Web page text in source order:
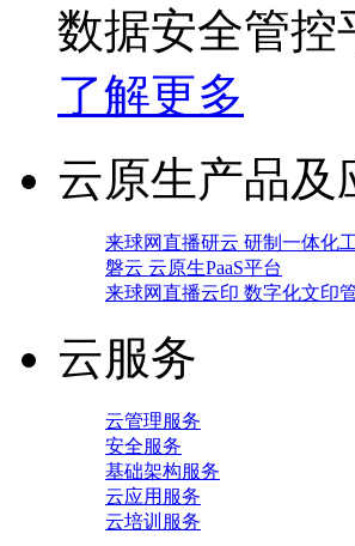
数据安全管控
了解更多
云原生产品及
来球网直播研云 研制一体化
磐云 云原生PaaS平台
来球网直播云印 数字化文印
云服务
云管理服务
安全服务
基础架构服务
云应用服务
云培训服务